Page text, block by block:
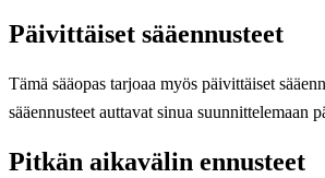
Päivittäiset sääennusteet
Tämä sääopas tarjoaa myös päivittäiset
sääennusteet auttavat sinua suunnittelemaan
Pitkän aikavälin ennusteet